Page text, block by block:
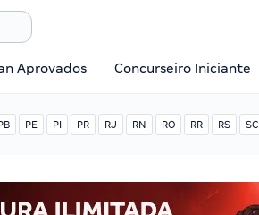
Aprovados Concurseiro Iniciante
PE PI PR RJ RN RO RR RS SC